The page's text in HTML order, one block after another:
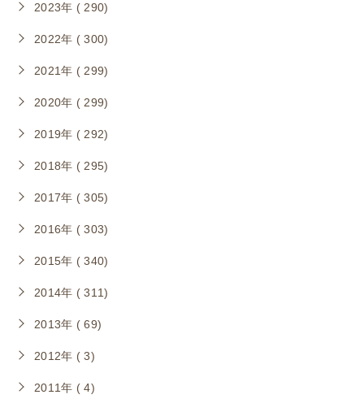
2023年 ( 290)
2022年 ( 300)
2021年 ( 299)
2020年 ( 299)
2019年 ( 292)
2018年 ( 295)
2017年 ( 305)
2016年 ( 303)
2015年 ( 340)
2014年 ( 311)
2013年 ( 69)
2012年 ( 3)
2011年 ( 4)